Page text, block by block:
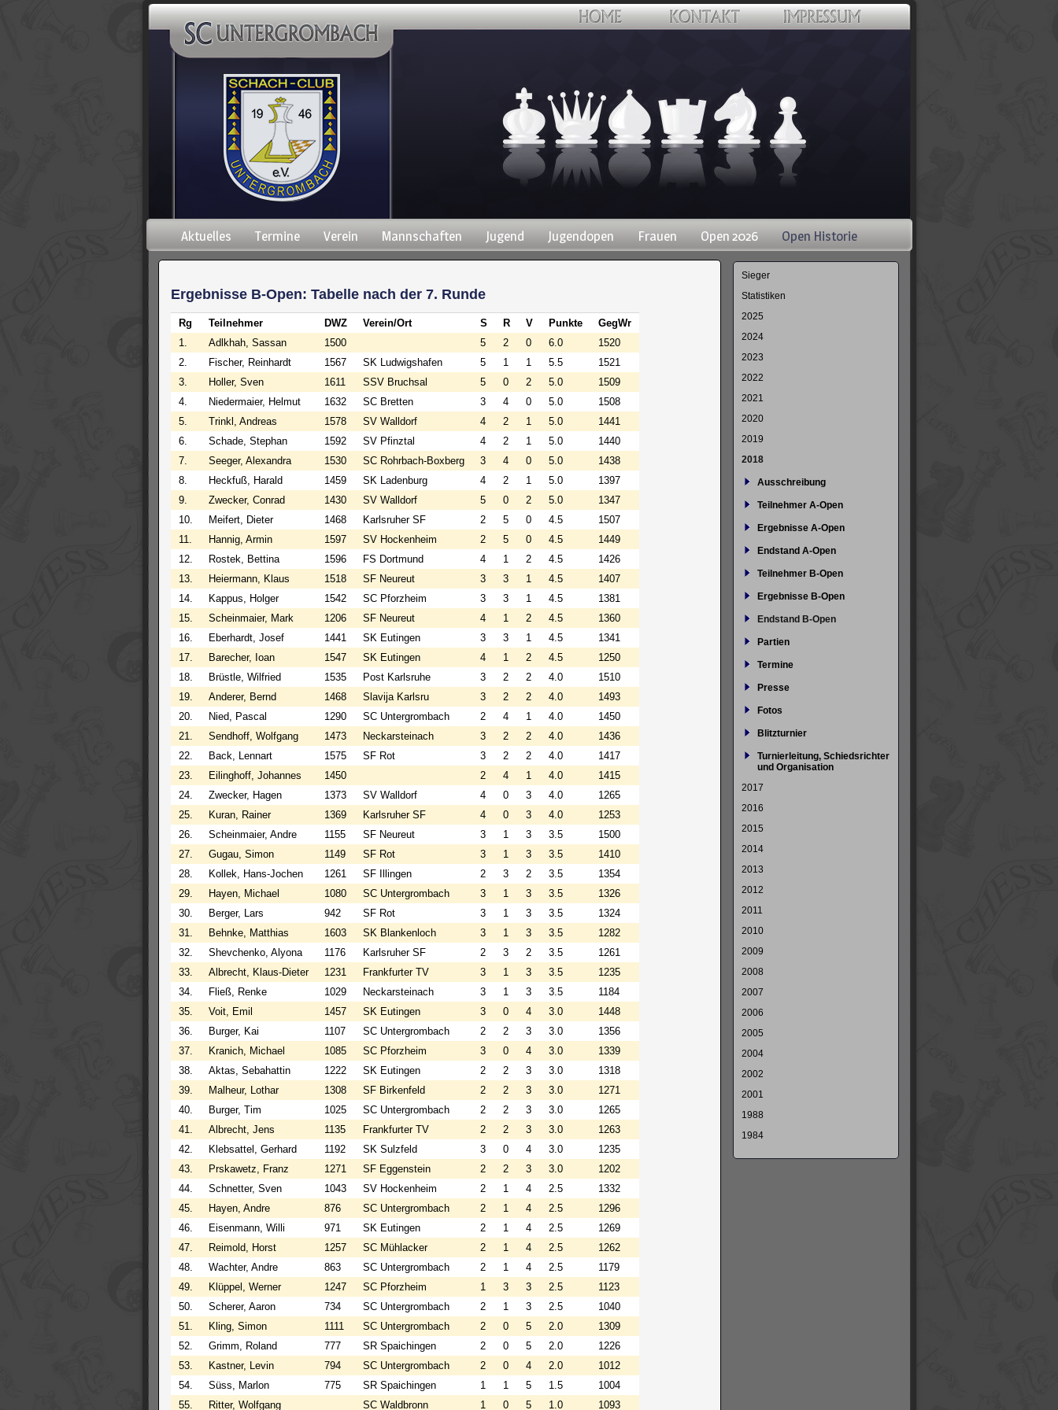
Navigation
überspringen
Aktuelles Termine Verein Mannschaften Jugend Jugendopen Frauen Open 2026 Open Historie
Ergebnisse B-Open: Tabelle nach der 7. Runde
Rg Teilnehmer DWZ Verein/Ort S R V Punkte
GegWr
1.
Adlkhah, Sassan 1500 5 2 0 6.0
1520
2.
Fischer, Reinhardt 1567 SK Ludwigshafen 5 1 1 5.5
1521
3.
Holler, Sven 1611 SSV Bruchsal 5 0 2 5.0
1509
4.
Niedermaier, Helmut 1632 SC Bretten 3 4 0 5.0
1508
5.
Trinkl, Andreas 1578 SV Walldorf 4 2 1 5.0
1441
6.
Schade, Stephan 1592 SV Pfinztal 4 2 1 5.0
1440
7.
Seeger, Alexandra 1530 SC Rohrbach-Boxberg 3 4 0 5.0
1438
8.
Heckfuß, Harald 1459 SK Ladenburg 4 2 1 5.0
1397
9.
Zwecker, Conrad 1430 SV Walldorf 5 0 2 5.0
1347
10.
Meifert, Dieter 1468 Karlsruher SF 2 5 0 4.5
1507
11.
Hannig, Armin 1597 SV Hockenheim 2 5 0 4.5
1449
12.
Rostek, Bettina 1596 FS Dortmund 4 1 2 4.5
1426
13.
Heiermann, Klaus 1518 SF Neureut 3 3 1 4.5
1407
14.
Kappus, Holger 1542 SC Pforzheim 3 3 1 4.5
1381
15.
Scheinmaier, Mark 1206 SF Neureut 4 1 2 4.5
1360
16.
Eberhardt, Josef 1441 SK Eutingen 3 3 1 4.5
1341
17.
Barecher, Ioan 1547 SK Eutingen 4 1 2 4.5
1250
18.
Brüstle, Wilfried 1535 Post Karlsruhe 3 2 2 4.0
1510
19.
Anderer, Bernd 1468 Slavija Karlsru 3 2 2 4.0
1493
20.
Nied, Pascal 1290 SC Untergrombach 2 4 1 4.0
1450
21.
Sendhoff, Wolfgang 1473 Neckarsteinach 3 2 2 4.0
1436
22.
Back, Lennart 1575 SF Rot 3 2 2 4.0
1417
23.
Eilinghoff, Johannes 1450 2 4 1 4.0
1415
24.
Zwecker, Hagen 1373 SV Walldorf 4 0 3 4.0
1265
25.
Kuran, Rainer 1369 Karlsruher SF 4 0 3 4.0
1253
26.
Scheinmaier, Andre 1155 SF Neureut 3 1 3 3.5
1500
27.
Gugau, Simon 1149 SF Rot 3 1 3 3.5
1410
28.
Kollek, Hans-Jochen 1261 SF Illingen 2 3 2 3.5
1354
29.
Hayen, Michael 1080 SC Untergrombach 3 1 3 3.5
1326
30.
Berger, Lars 942 SF Rot 3 1 3 3.5
1324
31.
Behnke, Matthias 1603 SK Blankenloch 3 1 3 3.5
1282
32.
Shevchenko, Alyona 1176 Karlsruher SF 2 3 2 3.5
1261
33.
Albrecht, Klaus-Dieter 1231 Frankfurter TV 3 1 3 3.5
1235
34.
Fließ, Renke 1029 Neckarsteinach 3 1 3 3.5
1184
35.
Voit, Emil 1457 SK Eutingen 3 0 4 3.0
1448
36.
Burger, Kai 1107 SC Untergrombach 2 2 3 3.0
1356
37.
Kranich, Michael 1085 SC Pforzheim 3 0 4 3.0
1339
38.
Aktas, Sebahattin 1222 SK Eutingen 2 2 3 3.0
1318
39.
Malheur, Lothar 1308 SF Birkenfeld 2 2 3 3.0
1271
40.
Burger, Tim 1025 SC Untergrombach 2 2 3 3.0
1265
41.
Albrecht, Jens 1135 Frankfurter TV 2 2 3 3.0
1263
42.
Klebsattel, Gerhard 1192 SK Sulzfeld 3 0 4 3.0
1235
43.
Prskawetz, Franz 1271 SF Eggenstein 2 2 3 3.0
1202
44.
Schnetter, Sven 1043 SV Hockenheim 2 1 4 2.5
1332
45.
Hayen, Andre 876 SC Untergrombach 2 1 4 2.5
1296
46.
Eisenmann, Willi 971 SK Eutingen 2 1 4 2.5
1269
47.
Reimold, Horst 1257 SC Mühlacker 2 1 4 2.5
1262
48.
Wachter, Andre 863 SC Untergrombach 2 1 4 2.5
1179
49.
Klüppel, Werner 1247 SC Pforzheim 1 3 3 2.5
1123
50.
Scherer, Aaron 734 SC Untergrombach 2 1 3 2.5
1040
51.
Kling, Simon 1111 SC Untergrombach 2 0 5 2.0
1309
52.
Grimm, Roland 777 SR Spaichingen 2 0 5 2.0
1226
53.
Kastner, Levin 794 SC Untergrombach 2 0 4 2.0
1012
54.
Süss, Marlon 775 SR Spaichingen 1 1 5 1.5
1004
55.
Ritter, Wolfgang SC Waldbronn 1 0 5 1.0 1093
Navigation
Sieger
Statistiken
2025
2024
2023
2022
2021
2020
2019
2018
Ausschreibung
Teilnehmer A-Open
Ergebnisse A-Open
Endstand A-Open
Teilnehmer B-Open
Ergebnisse B-Open
Endstand B-Open
Partien
Termine
Presse
Fotos
Blitzturnier
Turnierleitung, Schiedsrichter
und Organisation
2017
2016
2015
2014
2013
2012
2011
2010
2009
2008
2007
2006
2005
2004
2002
2001
1988
1984